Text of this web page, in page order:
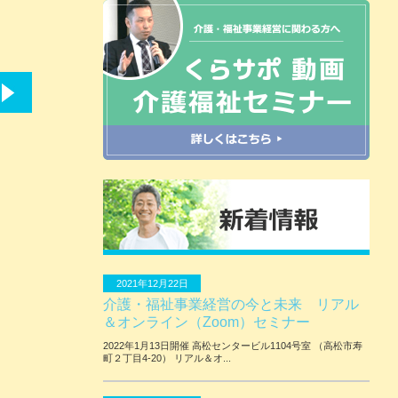
2021年12月22日
介護・福祉事業経営の今と未来 リアル
＆オンライン（Zoom）セミナー
2022年1月13日開催 ⾼松センタービル1104号室 （⾼松市寿
町２丁⽬4-20） リアル＆オ...